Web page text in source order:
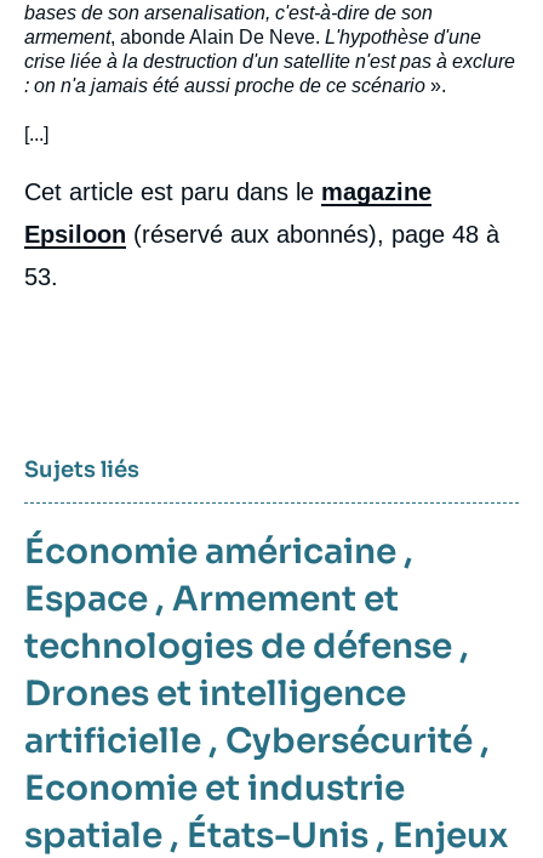
bases de son arsenalisation, c'est-à-dire de son
armement, abonde Alain De Neve. L'hypothèse d'une
crise liée à la destruction d'un satellite n'est pas à exclure
: on n'a jamais été aussi proche de ce scénario ».
[...]
Cet article est paru dans le magazine
Epsiloon (réservé aux abonnés), page 48 à
53.
Sujets liés
Économie américaine ,
Espace , Armement et
technologies de défense ,
Drones et intelligence
artificielle , Cybersécurité ,
Economie et industrie
spatiale , États-Unis , Enjeux